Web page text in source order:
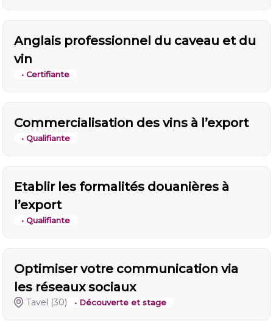
Anglais professionnel du caveau et du
vin
• Certifiante
Commercialisation des vins à l’export
• Qualifiante
Etablir les formalités douanières à
l’export
• Qualifiante
Optimiser votre communication via
les réseaux sociaux
Tavel (30) • Découverte et stage